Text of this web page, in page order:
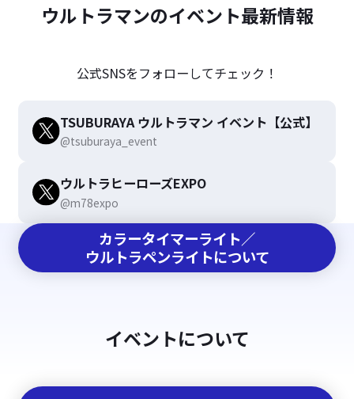
ウルトラマンのイベント最新情報
公式SNSをフォローしてチェック！
TSUBURAYA ウルトラマン イベント【公式】
@tsuburaya_event
ウルトラヒーローズEXPO
@m78expo
カラータイマーライト／
ウルトラペンライトについて
イベントについて